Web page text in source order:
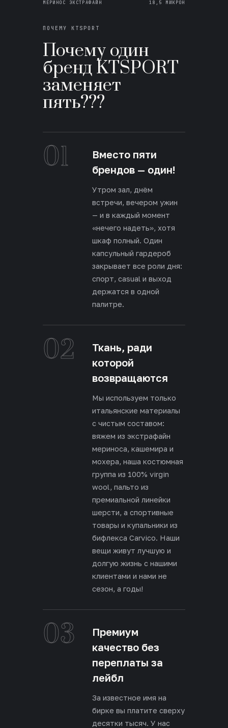
МЕРИНОС ЭКСТРАФАЙН 18,5 МИКРОН
ПОЧЕМУ KTSPORT
Почему один
бренд KTSPORT
заменяет
пять???
01
Вместо пяти
брендов — один!
Утром зал, днём
встречи, вечером ужин
— и в каждый момент
«нечего надеть», хотя
шкаф полный. Один
капсульный гардероб
закрывает все роли дня:
спорт, casual и выход
держатся в одной
палитре.
02
Ткань, ради
которой
возвращаются
Мы используем только
итальянские материалы
с чистым составом:
вяжем из экстрафайн
мериноса, кашемира и
мохера, наша костюмная
группа из 100% virgin
wool, пальто из
премиальной линейки
шерсти, а спортивные
товары и купальники из
бифлекса Carvico. Наши
вещи живут лучшую и
долгую жизнь с нашими
клиентами и нами не
сезон, а годы!
03
Премиум
качество без
переплаты за
лейбл
За известное имя на
бирке вы платите сверху
десятки тысяч. У нас